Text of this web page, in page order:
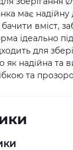
має надійну
вміст,
ідеально
для
як надійна
та